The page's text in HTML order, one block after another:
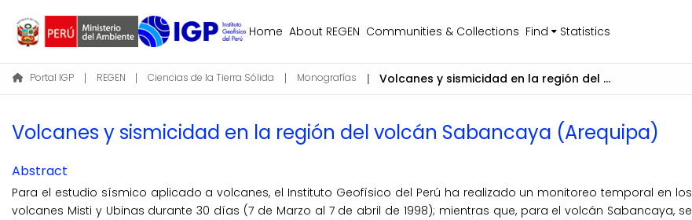
Home About REGEN Communities & Collections Find Statistics
Portal IGP REGEN Ciencias de la Tierra Sólida Monografías Volcanes y sismicidad en la región del volcán Sabancaya (Arequipa)
Volcanes y sismicidad en la región del volcán Sabancaya (Arequipa)
Abstract
Para el estudio sísmico aplicado a volcanes, el Instituto Geofísico del Perú ha realizado un monitoreo temporal en los
volcanes Misti y Ubinas durante 30 días (7 de Marzo al 7 de abril de 1998); mientras que, para el volcán Sabancaya, se